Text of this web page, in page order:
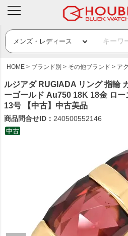
HOME ブランド別 その他ブランド ア
ルジアダ RUGIADA リング 指輪
ーゴールド Au750 18K 18金 ロ
13号 【中古】中古美品
商品問合せID： 240500552146
中古